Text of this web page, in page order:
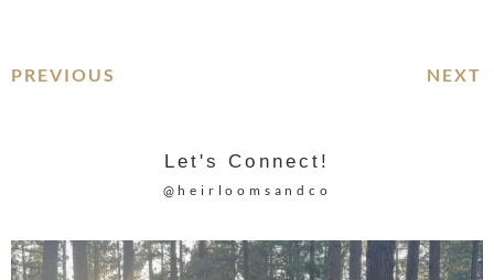
PREVIOUS NEXT
Let's Connect!
@heirloomsandco